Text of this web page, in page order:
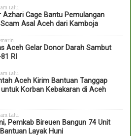
Lalu
Azhari Cage Bantu Pemulangan
Asal Aceh dari Kamboja
Aceh Gelar Donor Darah Sambut
RI
Lalu
Aceh Kirim Bantuan Tanggap
untuk Korban Kebakaran di Aceh
Lalu
Pemkab Bireuen Bangun 74 Unit
Layak Huni